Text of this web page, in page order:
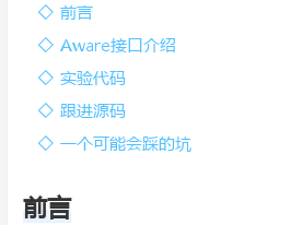
前言
Aware接口介绍
实验代码
跟进源码
一个可能会踩的坑
前言